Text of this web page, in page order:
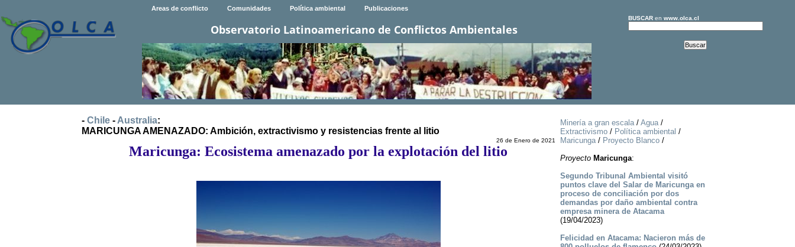
Areas de conflicto Comunidades Política ambiental Publicaciones
Observatorio Latinoamericano de Conflictos Ambientales
BUSCARen www.olca.cl
- Chile - Australia:
MARICUNGA AMENAZADO: Ambición, extractivismo y resistencias frente al litio
26 de Enero de 2021
Maricunga: Ecosistema amenazado por la explotación del litio
Minería a gran escala/ Agua/
Extractivismo/ Política ambiental /
Maricunga/ Proyecto Blanco/
Proyecto Maricunga:
Segundo Tribunal Ambiental visitó
puntos clave del Salar de Maricunga en
proceso de conciliación por dos
demandas por daño ambiental contra
empresa minera de Atacama
(19/04/2023)
Felicidad en Atacama: Nacieron más de